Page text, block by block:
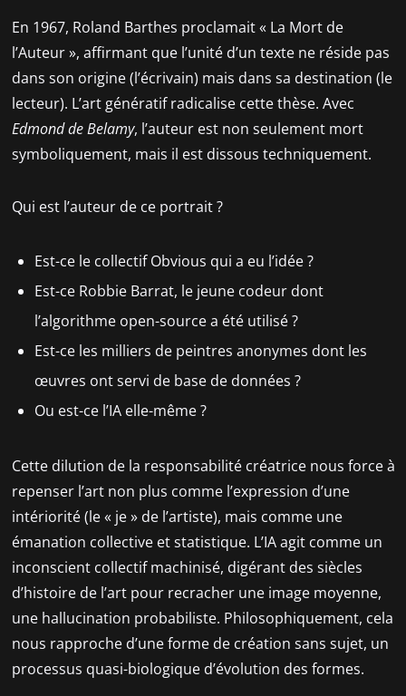
En 1967, Roland Barthes proclamait « La Mort de
l’Auteur », affirmant que l’unité d’un texte ne réside pas
dans son origine (l’écrivain) mais dans sa destination (le
lecteur). L’art génératif radicalise cette thèse. Avec
Edmond de Belamy, l’auteur est non seulement mort
symboliquement, mais il est dissous techniquement.
Qui est l’auteur de ce portrait ?
Est-ce le collectif Obvious qui a eu l’idée ?
Est-ce Robbie Barrat, le jeune codeur dont
l’algorithme open-source a été utilisé ?
Est-ce les milliers de peintres anonymes dont les
œuvres ont servi de base de données ?
Ou est-ce l’IA elle-même ?
Cette dilution de la responsabilité créatrice nous force à
repenser l’art non plus comme l’expression d’une
intériorité (le « je » de l’artiste), mais comme une
émanation collective et statistique. L’IA agit comme un
inconscient collectif machinisé, digérant des siècles
d’histoire de l’art pour recracher une image moyenne,
une hallucination probabiliste. Philosophiquement, cela
nous rapproche d’une forme de création sans sujet, un
processus quasi-biologique d’évolution des formes.